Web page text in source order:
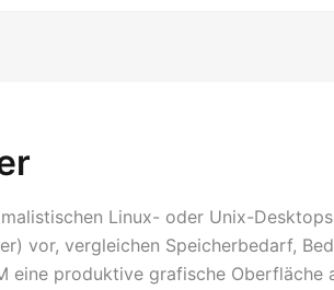
Linux- oder Unix-
vor, vergleichen Speicherbedarf,
produktive grafische Oberfläche